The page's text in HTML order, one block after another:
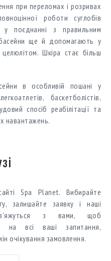
при переломах і розривах
роботи суглобів
поєднанні з правильним
ще й допомагають у
Шкіра стає більш
в особливій пошані у
баскетболістів,
спосіб реабілітації та
навантажень.
Spa Planet. Вибирайте
залишайте заявку і наші
з вами, щоб
на всі ваші запитання,
очікування замовлення.